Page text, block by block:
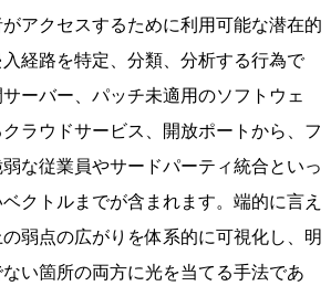
アクセスするために利用可能な潜在的
経路を特定、分類、分析する行為で
ーバー、パッチ未適用のソフトウェ
ラウドサービス、開放ポートから、フ
な従業員やサードパーティ統合といっ
クトルまでが含まれます。端的に言え
弱点の広がりを体系的に可視化し、明
い箇所の両方に光を当てる手法であ